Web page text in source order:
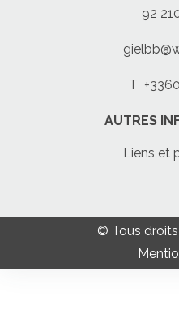
92
T
AUTRES
Liens et
© Tous